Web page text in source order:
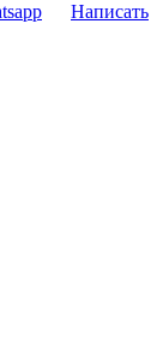
Написать